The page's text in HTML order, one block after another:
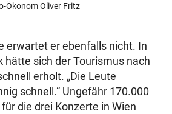
Ökonom Oliver Fritz
erwartet er ebenfalls nicht. In
hätte sich der Tourismus nach
erholt. „Die Leute
schnell.“ Ungefähr 170.000
die drei Konzerte in Wien